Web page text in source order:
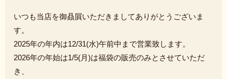
いつも当店を御贔屓いただきましてありがとうございま
す。
2025年の年内は12/31(水)午前中まで営業致します。
2026年の年始は1/5(月)は福袋の販売のみとさせていただ
き、